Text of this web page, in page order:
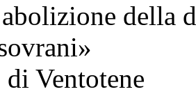
della
Ventotene